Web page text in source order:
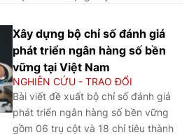
trẻ, đồng thời đưa ra một số hàm ý
đối với công tác quản trị rủi ro và xây
dựng chính sách.
Xây dựng bộ chỉ số đánh giá
phát triển ngân hàng số bền
vững tại Việt Nam
NGHIÊN CỨU - TRAO ĐỔI
Bài viết đề xuất bộ chỉ số đánh giá
phát triển ngân hàng số bền vững
gồm 06 trụ cột và 18 chỉ tiêu thành